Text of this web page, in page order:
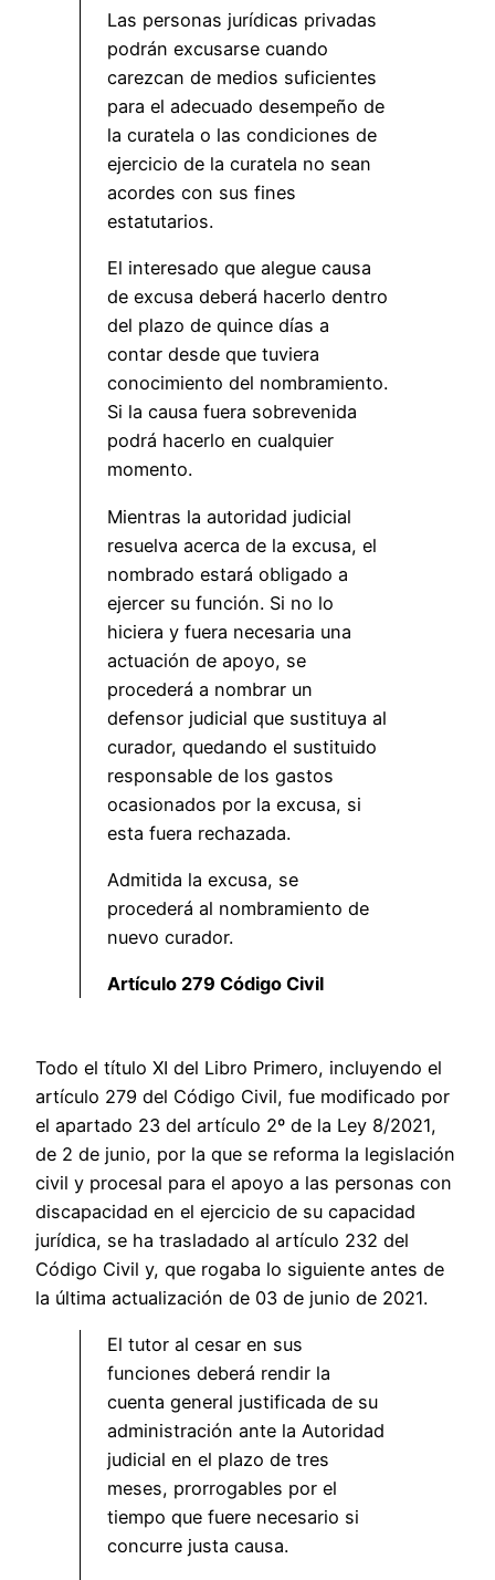
Las personas jurídicas privadas
podrán excusarse cuando
carezcan de medios suficientes
para el adecuado desempeño de
la curatela o las condiciones de
ejercicio de la curatela no sean
acordes con sus fines
estatutarios.
El interesado que alegue causa
de excusa deberá hacerlo dentro
del plazo de quince días a
contar desde que tuviera
conocimiento del nombramiento.
Si la causa fuera sobrevenida
podrá hacerlo en cualquier
momento.
Mientras la autoridad judicial
resuelva acerca de la excusa, el
nombrado estará obligado a
ejercer su función. Si no lo
hiciera y fuera necesaria una
actuación de apoyo, se
procederá a nombrar un
defensor judicial que sustituya al
curador, quedando el sustituido
responsable de los gastos
ocasionados por la excusa, si
esta fuera rechazada.
Admitida la excusa, se
procederá al nombramiento de
nuevo curador.
Artículo 279 Código Civil
Todo el título XI del Libro Primero, incluyendo el
artículo 279 del Código Civil, fue modificado por
el apartado 23 del artículo 2º de la Ley 8/2021,
de 2 de junio, por la que se reforma la legislación
civil y procesal para el apoyo a las personas con
discapacidad en el ejercicio de su capacidad
jurídica, se ha trasladado al artículo 232 del
Código Civil y, que rogaba lo siguiente antes de
la última actualización de 03 de junio de 2021.
El tutor al cesar en sus
funciones deberá rendir la
cuenta general justificada de su
administración ante la Autoridad
judicial en el plazo de tres
meses, prorrogables por el
tiempo que fuere necesario si
concurre justa causa.